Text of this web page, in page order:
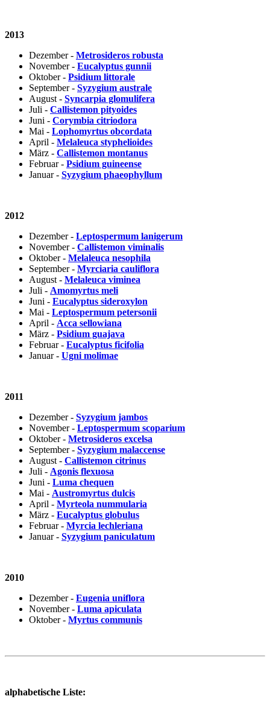
2013
Dezember - Metrosideros robusta
November - Eucalyptus gunnii
Oktober - Psidium littorale
September - Syzygium australe
August - Syncarpia glomulifera
Juli - Callistemon pityoides
Juni - Corymbia citriodora
Mai - Lophomyrtus obcordata
April - Melaleuca styphelioides
März - Callistemon montanus
Februar - Psidium guineense
Januar - Syzygium phaeophyllum
2012
Dezember - Leptospermum lanigerum
November - Callistemon viminalis
Oktober - Melaleuca nesophila
September - Myrciaria cauliflora
August - Melaleuca viminea
Juli - Amomyrtus meli
Juni - Eucalyptus sideroxylon
Mai - Leptospermum petersonii
April - Acca sellowiana
März - Psidium guajava
Februar - Eucalyptus ficifolia
Januar - Ugni molimae
2011
Dezember - Syzygium jambos
November - Leptospermum scoparium
Oktober - Metrosideros excelsa
September - Syzygium malaccense
August - Callistemon citrinus
Juli - Agonis flexuosa
Juni - Luma chequen
Mai - Austromyrtus dulcis
April - Myrteola nummularia
März - Eucalyptus globulus
Februar - Myrcia lechleriana
Januar - Syzygium paniculatum
2010
Dezember - Eugenia uniflora
November - Luma apiculata
Oktober - Myrtus communis
alphabetische Liste: